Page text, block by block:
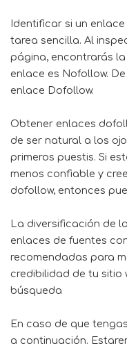
Identificar si un
tarea sencilla. Al
página, encontrarás
enlace es Nofollow.
enlace Dofollow.
Obtener enlaces
de ser natural a los
primeros puestis. Si
menos confiable y
dofollow, entonces
La diversificación de
enlaces de fuentes
recomendadas para
credibilidad de tu sitio
búsqueda
En caso de que
a continuación.